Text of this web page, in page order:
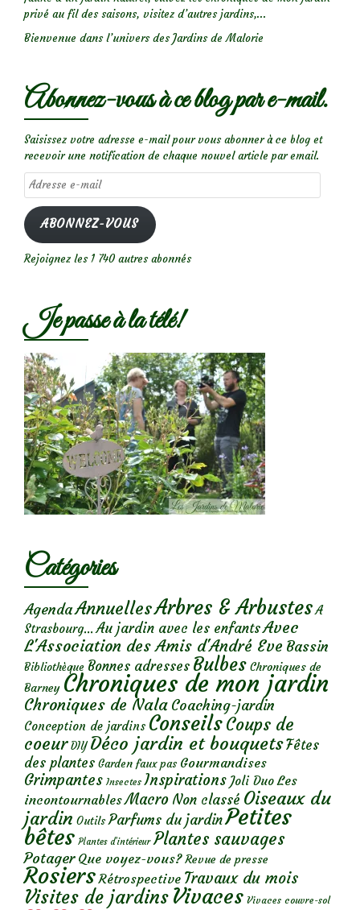
privé au fil des saisons, visitez d’autres jardins,...
Bienvenue dans l’univers des Jardins de Malorie
Abonnez-vous à ce blog par e-mail.
Saisissez votre adresse e-mail pour vous abonner à ce blog et
recevoir une notification de chaque nouvel article par email.
Adresse
e-
mail
ABONNEZ-VOUS
Rejoignez les 1 740 autres abonnés
Je passe à la télé!
Catégories
AgendaAnnuellesArbres & Arbustes A
Strasbourg... Au jardin avec les enfantsAvec
L'Association des Amis d'André Eve Bassin
Bibliothèque Bonnes adresses Bulbes Chroniques de
Barney Chroniques de mon jardin
Chroniques de Nala Coaching-jardin
Conception de jardins ConseilsCoups de
coeur DIY Déco jardin et bouquetsFêtes
des plantes Garden faux pas Gourmandises
Grimpantes Insectes Inspirations Joli Duo Les
incontournables Macro Non classé Oiseaux du
jardin Outils Parfums du jardinPetites
bêtes Plantes d’intérieur Plantes sauvages
Potager Que voyez-vous? Revue de presse
Rosiers Rétrospective Travaux du mois
Visites de jardins Vivaces Vivaces couvre-sol